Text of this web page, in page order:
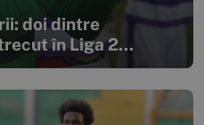
doi dintre
în Liga 2...